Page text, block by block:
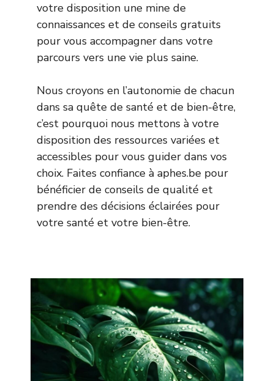
votre disposition une mine de
connaissances et de conseils gratuits
pour vous accompagner dans votre
parcours vers une vie plus saine.
Nous croyons en l’autonomie de chacun
dans sa quête de santé et de bien-être,
c’est pourquoi nous mettons à votre
disposition des ressources variées et
accessibles pour vous guider dans vos
choix. Faites confiance à aphes.be pour
bénéficier de conseils de qualité et
prendre des décisions éclairées pour
votre santé et votre bien-être.